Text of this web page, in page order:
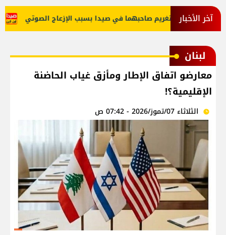
آخر الأخبار عبود: 'توكتوك' وتغريم صاحبهما في صيدا بسبب الإزعاج الصوتي
لبنان
معارضو اتفاق الإطار ومأزق غياب الحاضنة
الإقليمية؟!
الثلاثاء 07/تموز/2026 - 07:42 ص